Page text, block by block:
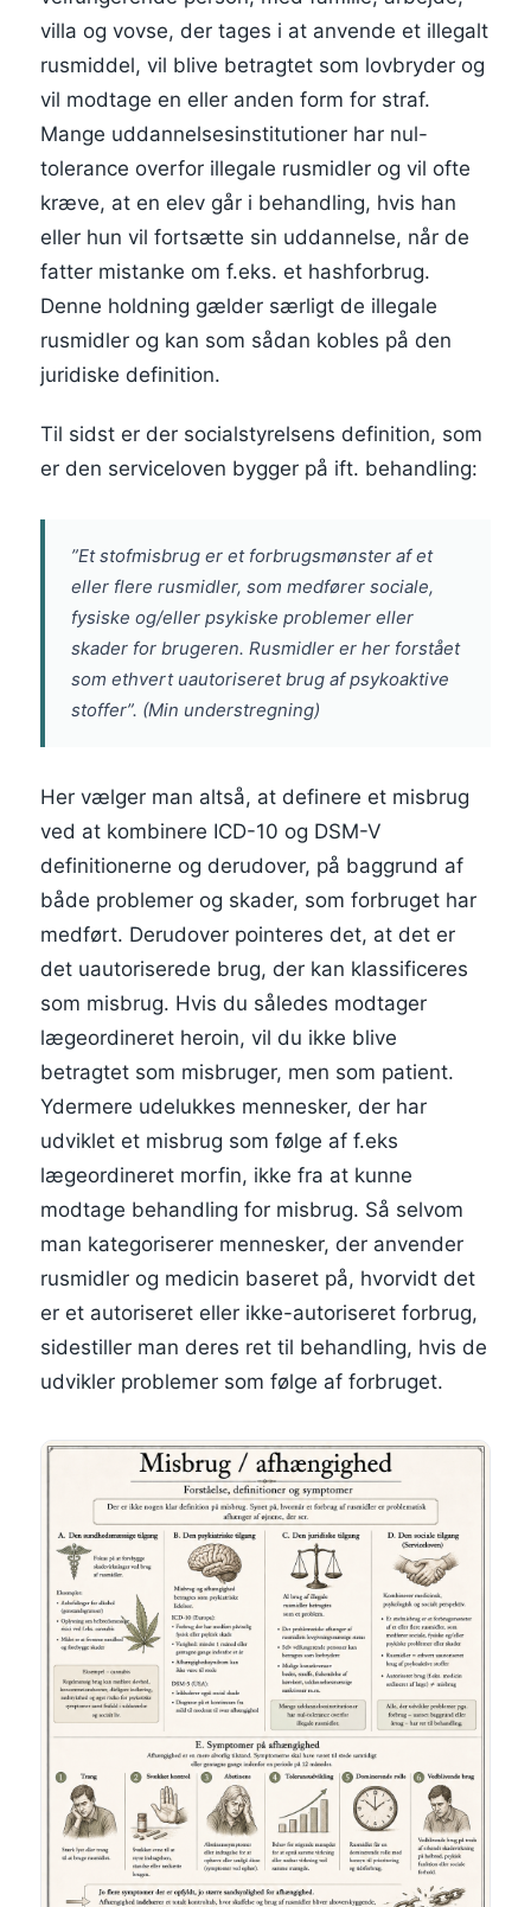
villa og vovse, der tages i at anvende et illegalt
rusmiddel, vil blive betragtet som lovbryder og
vil modtage en eller anden form for straf.
Mange uddannelsesinstitutioner har nul-
tolerance overfor illegale rusmidler og vil ofte
kræve, at en elev går i behandling, hvis han
eller hun vil fortsætte sin uddannelse, når de
fatter mistanke om f.eks. et hashforbrug.
Denne holdning gælder særligt de illegale
rusmidler og kan som sådan kobles på den
juridiske definition.
Til sidst er der socialstyrelsens definition, som
er den serviceloven bygger på ift. behandling:
”Et stofmisbrug er et forbrugsmønster af et
eller flere rusmidler, som medfører sociale,
fysiske og/eller psykiske problemer eller
skader for brugeren. Rusmidler er her forstået
som ethvert uautoriseret brug af psykoaktive
stoffer”. (Min understregning)
Her vælger man altså, at definere et misbrug
ved at kombinere ICD-10 og DSM-V
definitionerne og derudover, på baggrund af
både problemer og skader, som forbruget har
medført. Derudover pointeres det, at det er
det uautoriserede brug, der kan klassificeres
som misbrug. Hvis du således modtager
lægeordineret heroin, vil du ikke blive
betragtet som misbruger, men som patient.
Ydermere udelukkes mennesker, der har
udviklet et misbrug som følge af f.eks
lægeordineret morfin, ikke fra at kunne
modtage behandling for misbrug. Så selvom
man kategoriserer mennesker, der anvender
rusmidler og medicin baseret på, hvorvidt det
er et autoriseret eller ikke-autoriseret forbrug,
sidestiller man deres ret til behandling, hvis de
udvikler problemer som følge af forbruget.